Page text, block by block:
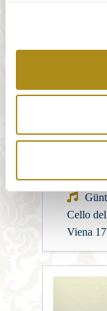
Cello
Viena